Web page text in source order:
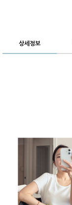
상세정보